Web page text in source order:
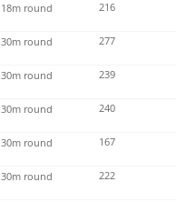
18m round 216
30m round 277
30m round 239
30m round 240
30m round 167
30m round 222